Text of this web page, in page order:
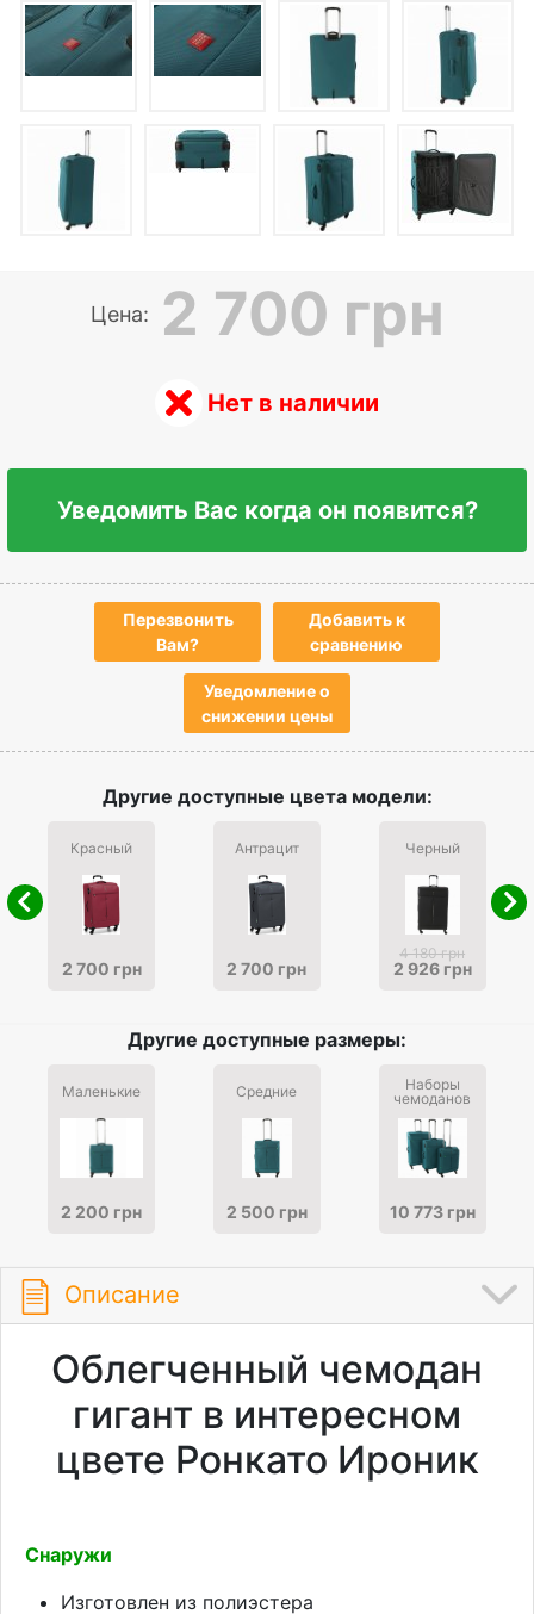
Цена: 2 700 грн
Нет в наличии
Уведомить Вас когда он появится?
Перезвонить
Вам?
Добавить к
сравнению
Уведомление о
снижении цены
Другие доступные цвета модели:
Красный
2 700 грн
Антрацит
2 700 грн
Черный
4 180 грн
2 926 грн
Другие доступные размеры:
Маленькие
2 200 грн
Средние
2 500 грн
Наборы
чемоданов
10 773 грн
Описание
Облегченный чемодан
гигант в интересном
цвете Ронкато Ироник
Снаружи
Изготовлен из полиэстера